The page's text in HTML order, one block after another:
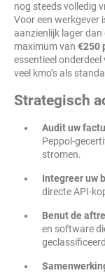
nog steeds volledig
Voor een werkgever
aanzienlijk lager
maximum van €250
essentieel
veel kmo’s als
Strategisch
Audit uw
Peppol-
stromen.
Integreer uw
directe API-
Benut de
en software